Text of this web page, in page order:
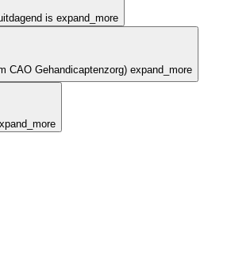
is expand_more
CAO Gehandicaptenzorg) expand_more